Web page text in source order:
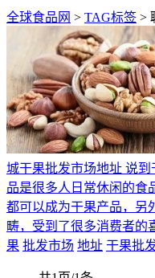
全球食品网 > TAG标签 >
城干果批发市场地址 说
品是很多人日常休闲的食
都可以成为干果产品，另
畴，受到了很多消费者的
果 批发市场 地址 干果批